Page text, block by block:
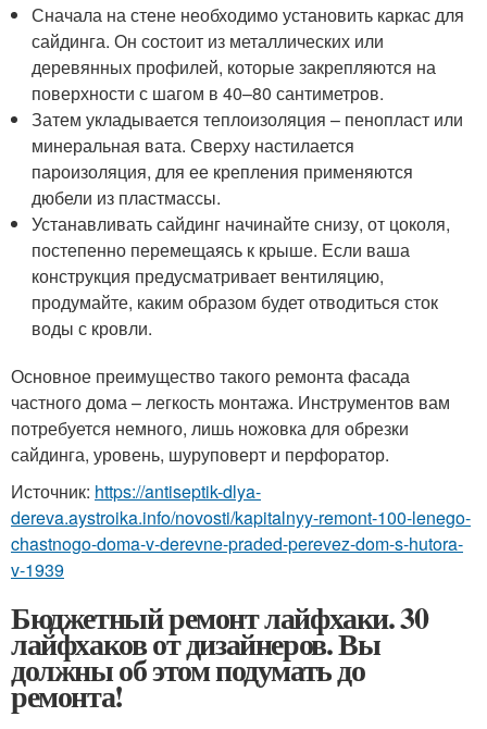
Сначала на стене необходимо установить каркас для
сайдинга. Он состоит из металлических или
деревянных профилей, которые закрепляются на
поверхности с шагом в 40–80 сантиметров.
Затем укладывается теплоизоляция – пенопласт или
минеральная вата. Сверху настилается
пароизоляция, для ее крепления применяются
дюбели из пластмассы.
Устанавливать сайдинг начинайте снизу, от цоколя,
постепенно перемещаясь к крыше. Если ваша
конструкция предусматривает вентиляцию,
продумайте, каким образом будет отводиться сток
воды с кровли.
Основное преимущество такого ремонта фасада
частного дома – легкость монтажа. Инструментов вам
потребуется немного, лишь ножовка для обрезки
сайдинга, уровень, шуруповерт и перфоратор.
Источник: https://antiseptik-dlya-
dereva.aystroika.info/novosti/kapitalnyy-remont-100-lenego-
chastnogo-doma-v-derevne-praded-perevez-dom-s-hutora-
v-1939
Бюджетный ремонт лайфхаки. 30
лайфхаков от дизайнеров. Вы
должны об этом подумать до
ремонта!